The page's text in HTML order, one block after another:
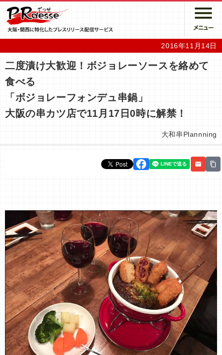
2016年11月14日
二度漬け大歓迎！ボジョレーソースを絡めて
食べる
「ボジョレーフォンデュ串鍋」
大阪の串カツ店で11月17日0時に解禁！
大和串Plannning